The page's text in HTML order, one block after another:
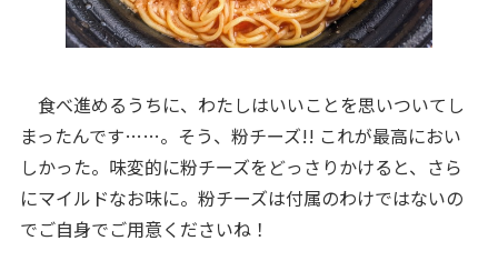
食べ進めるうちに、わたしはいいことを思いついてし
まったんです……。そう、粉チーズ!! これが最高におい
しかった。味変的に粉チーズをどっさりかけると、さら
にマイルドなお味に。粉チーズは付属のわけではないの
でご自身でご用意くださいね！